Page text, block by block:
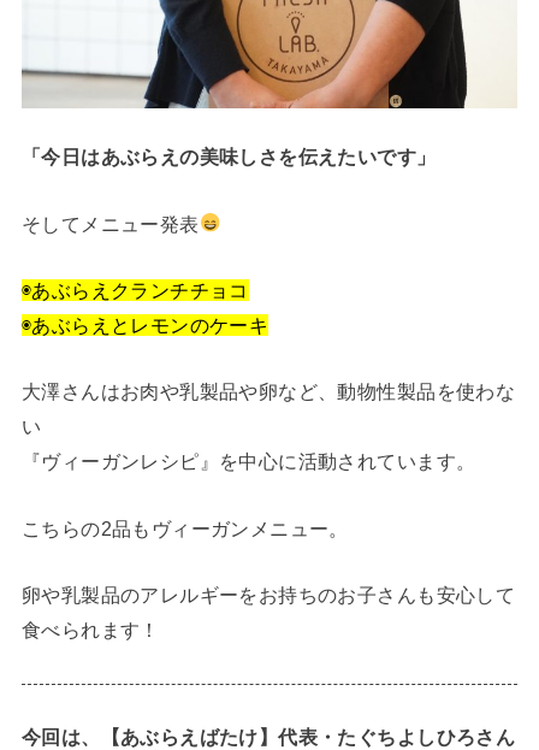
「今日はあぶらえの美味しさを伝えたいです」
そしてメニュー発表
◉あぶらえクランチチョコ
◉あぶらえとレモンのケーキ
大澤さんはお肉や乳製品や卵など、動物性製品を使わな
い
『ヴィーガンレシピ』を中心に活動されています。
こちらの2品もヴィーガンメニュー。
卵や乳製品のアレルギーをお持ちのお子さんも安心して
食べられます！
今回は、【あぶらえばたけ】代表・たぐちよしひろさん